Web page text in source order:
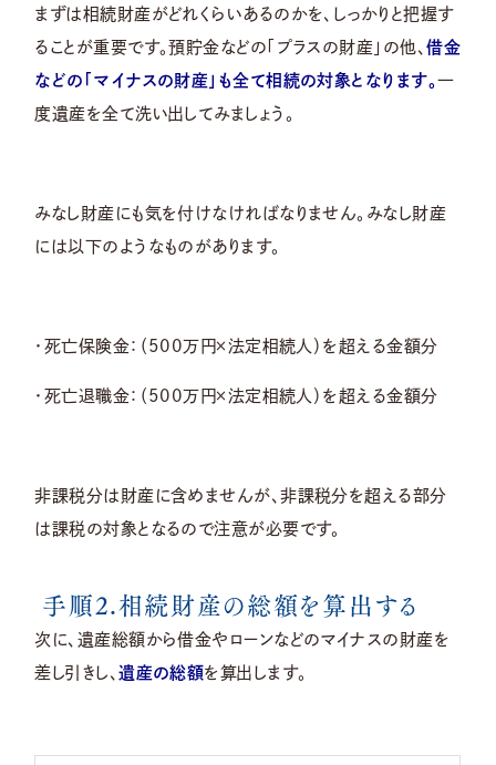
まずは相続財産がどれくらいあるのかを、しっかりと把握す
ることが重要です。預貯金などの「プラスの財産」の他、借金
などの「マイナスの財産」も全て相続の対象となります。一
度遺産を全て洗い出してみましょう。
みなし財産にも気を付けなければなりません。みなし財産
には以下のようなものがあります。
・死亡保険金：（500万円×法定相続人）を超える金額分
・死亡退職金：（500万円×法定相続人）を超える金額分
非課税分は財産に含めませんが、非課税分を超える部分
は課税の対象となるので注意が必要です。
手順2.相続財産の総額を算出する
次に、遺産総額から借金やローンなどのマイナスの財産を
差し引きし、遺産の総額を算出します。